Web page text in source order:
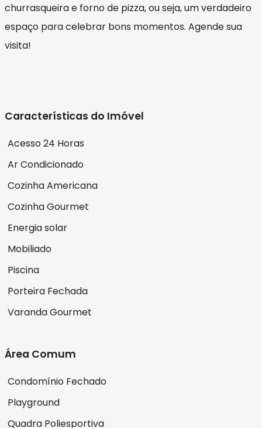
churrasqueira e forno de pizza, ou seja, um verdadeiro
espaço para celebrar bons momentos. Agende sua
visita!
Características do Imóvel
Acesso 24 Horas
Ar Condicionado
Cozinha Americana
Cozinha Gourmet
Energia solar
Mobiliado
Piscina
Porteira Fechada
Varanda Gourmet
Área Comum
Condomínio Fechado
Playground
Quadra Poliesportiva